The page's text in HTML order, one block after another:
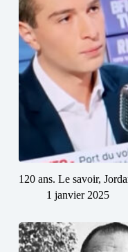
120 ans. Le savoir,
1 janvier 2025